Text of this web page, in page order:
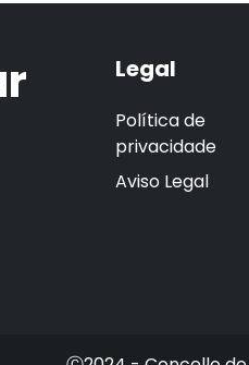
Legal
Política de
privacidade
Aviso Legal